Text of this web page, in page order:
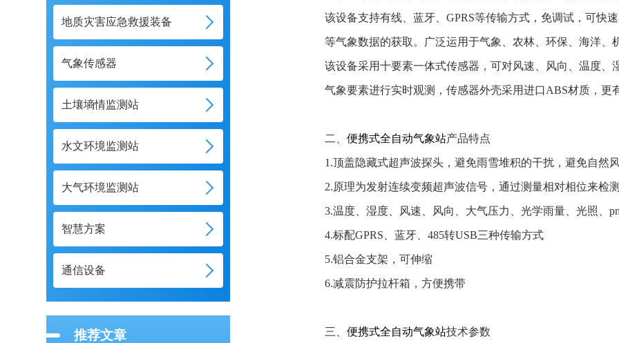
地质灾害应急救援装备
气象传感器
土壤墒情监测站
水文环境监测站
大气环境监测站
智慧方案
通信设备
推荐文章
该设备支持有线、蓝牙、GPRS等传输方式，免调试，可快
等气象数据的获取。广泛运用于气象、农林、环保、海洋
该设备采用十要素一体式传感器，可对风速、风向、温度、
气象要素进行实时观测，传感器外壳采用进口ABS材质，更
二、便携式全自动气象站产品特点
1.顶盖隐藏式超声波探头，避免雨雪堆积的干扰，避免自然
2.原理为发射连续变频超声波信号，通过测量相对相位来检
3.温度、湿度、风速、风向、大气压力、光学雨量、光照、
4.标配GPRS、蓝牙、485转USB三种传输方式
5.铝合金支架，可伸缩
6.减震防护拉杆箱，方便携带
三、便携式全自动气象站技术参数